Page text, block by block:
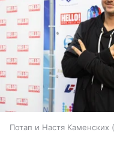
Потап и Настя Каменских